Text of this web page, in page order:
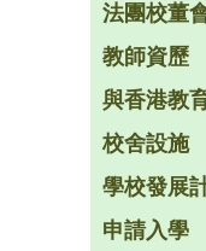
法團校董
教師資歷
與香港教
校舍設施
學校發展
申請入學